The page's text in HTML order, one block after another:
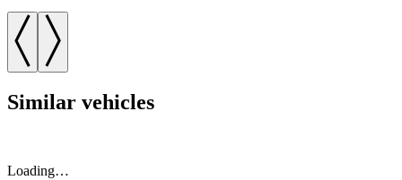
Similar vehicles
Loading…